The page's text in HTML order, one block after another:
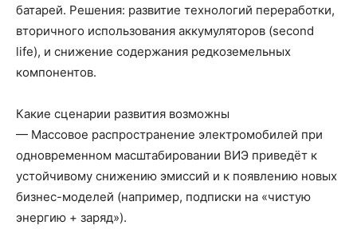
батарей. Решения: развитие технологий переработки,
вторичного использования аккумуляторов (second
life), и снижение содержания редкоземельных
компонентов.
Какие сценарии развития возможны
— Массовое распространение электромобилей при
одновременном масштабировании ВИЭ приведёт к
устойчивому снижению эмиссий и к появлению новых
бизнес-моделей (например, подписки на «чистую
энергию + заряд»).